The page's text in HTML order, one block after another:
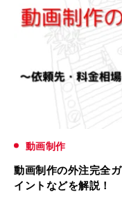
動画制作
動画制作の外注完全
イントなどを解説！